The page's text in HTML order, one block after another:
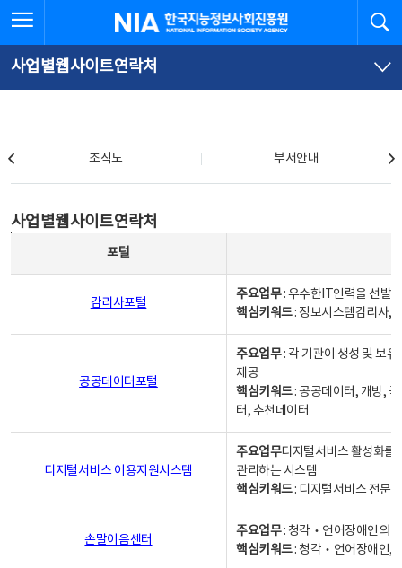
문
로
가
체
뉴
바
가
한국지능정보사회진흥원
사업별웹사이트연락처
조직도 부서안내
사업별웹사이트연락처
포털
감리사포털
주요업무: 우수한IT인력을 선발
핵심키워드: 정보시스템감리사,
공공데이터포털
주요업무: 각 기관이 생성 및 보
제공
핵심키워드: 공공데이터, 개방,
터, 추천데이터
디지털서비스 이용지원시스템
주요업무디지털서비스 활성화를
관리하는 시스템
핵심키워드: 디지털서비스 전문
손말이음센터
주요업무: 청각‧언어장애인의
핵심키워드: 청각‧언어장애인,